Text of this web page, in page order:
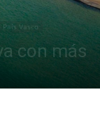
Vasco
con más